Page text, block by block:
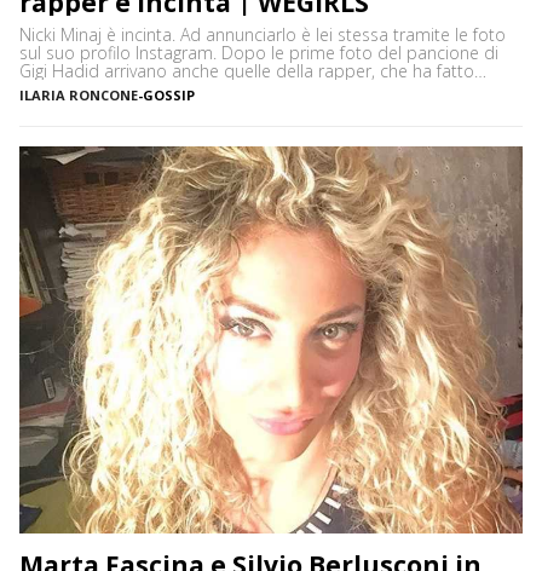
Nicki Minaj è incinta. Ad annunciarlo è lei stessa tramite le foto
sul suo profilo Instagram. Dopo le prime foto del pancione di
Gigi Hadid arrivano anche quelle della rapper, che ha fatto
sapere al mondo intero della sua dolce attesa nella maniera
che più la contraddistingue: esagerando. Finora la notizia di
ILARIA RONCONE-GOSSIP